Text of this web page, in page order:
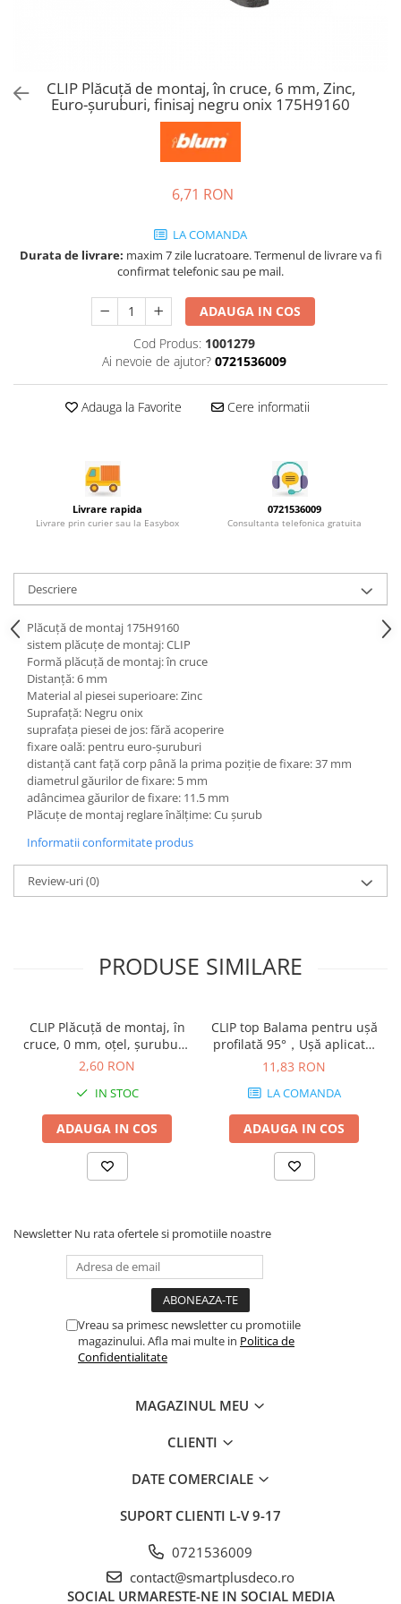
Accesorii dressing
Bari pentru haine
Accesorii pentru compartimentare
Ambia-Line - Blum
Lamele si cepi de lemn
Picioare si rotile mobilier
Picioare mobilier
Rotile mobilier
Cosuri Jolly si coloane
CLIP Plăcuţă de montaj, în cruce, 6 mm, Zinc,
Euro-şuruburi, finisaj negru onix 175H9160
6,71 RON
LA COMANDA
Durata de livrare: maxim 7 zile lucratoare. Termenul de livrare va fi
confirmat telefonic sau pe mail.
ADAUGA IN COS
Cod Produs: 1001279
Ai nevoie de ajutor? 0721536009
Adauga la Favorite Cere informatii
Livrare rapida
Livrare prin curier sau la Easybox
0721536009
Consultanta telefonica gratuita
Descriere
Plăcuţă de montaj 175H9160
sistem plăcuţe de montaj: CLIP
Formă plăcuţă de montaj: în cruce
Distanţă: 6 mm
Material al piesei superioare: Zinc
Suprafaţă: Negru onix
suprafaţa piesei de jos: fără acoperire
fixare oală: pentru euro-şuruburi
distanţă cant faţă corp până la prima poziţie de fixare: 37 mm
diametrul găurilor de fixare: 5 mm
adâncimea găurilor de fixare: 11.5 mm
Plăcuţe de montaj reglare înălţime: Cu șurub
Informatii conformitate produs
Review-uri(0)
PRODUSE SIMILARE
CLIP Plăcuţă de montaj, în
cruce, 0 mm, oţel, şuruburi,
reglaj pe înălţime:
173H7100
2,60 RON
IN STOC
ADAUGA IN COS
CLIP top Balama pentru uşă
profilată 95°，Uşă aplicată,
fără arc, Oală: şuruburi,
11,83 RON
LA COMANDA
ADAUGA IN COS
Newsletter Nu rata ofertele si promotiile noastre
Vreau sa primesc newsletter cu promotiile
magazinului. Afla mai multe in Politica de
Confidentialitate
MAGAZINUL MEU
CLIENTI
DATE COMERCIALE
SUPORT CLIENTI L-V 9-17
0721536009
contact@smartplusdeco.ro
SOCIAL URMARESTE-NE IN SOCIAL MEDIA